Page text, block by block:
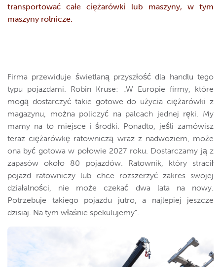
transportować całe ciężarówki lub maszyny, w tym
maszyny rolnicze.
Firma przewiduje świetlaną przyszłość dla handlu tego
typu pojazdami. Robin Kruse: „W Europie firmy, które
mogą dostarczyć takie gotowe do użycia ciężarówki z
magazynu, można policzyć na palcach jednej ręki. My
mamy na to miejsce i środki. Ponadto, jeśli zamówisz
teraz ciężarówkę ratowniczą wraz z nadwoziem, może
ona być gotowa w połowie 2027 roku. Dostarczamy ją z
zapasów około 80 pojazdów. Ratownik, który stracił
pojazd ratowniczy lub chce rozszerzyć zakres swojej
działalności, nie może czekać dwa lata na nowy.
Potrzebuje takiego pojazdu jutro, a najlepiej jeszcze
dzisiaj. Na tym właśnie spekulujemy”.